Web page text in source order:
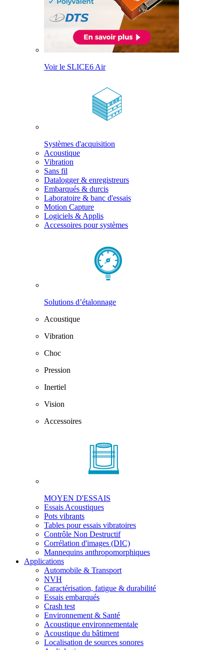
Voir le SLICE6 Air
Systèmes d'acquisition
Acoustique
Vibration
Sans fil
Datalogger & enregistreurs
Embarqués & durcis
Laboratoire & banc d'essais
Motion Capture
Logiciels & Applis
Accessoires pour systèmes
Solutions d’étalonnage
Acoustique
Vibration
Choc
Pression
Inertiel
Vision
Accessoires
MOYEN D'ESSAIS
Essais Acoustiques
Pots vibrants
Tables pour essais vibratoires
Contrôle Non Destructif
Corrélation d'images (DIC)
Mannequins anthropomorphiques
Applications
Automobile & Transport
NVH
Caractérisation, fatigue & durabilité
Essais embarqués
Crash test
Environnement & Santé
Acoustique environnementale
Acoustique du bâtiment
Localisation de sources sonores